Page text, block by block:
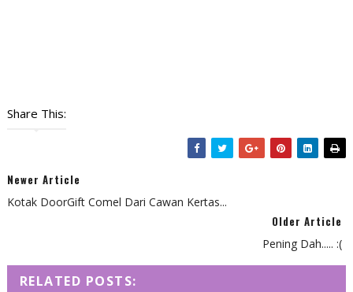
Share This:
Newer Article
Kotak DoorGift Comel Dari Cawan Kertas...
Older Article
Pening Dah..... :(
RELATED POSTS: